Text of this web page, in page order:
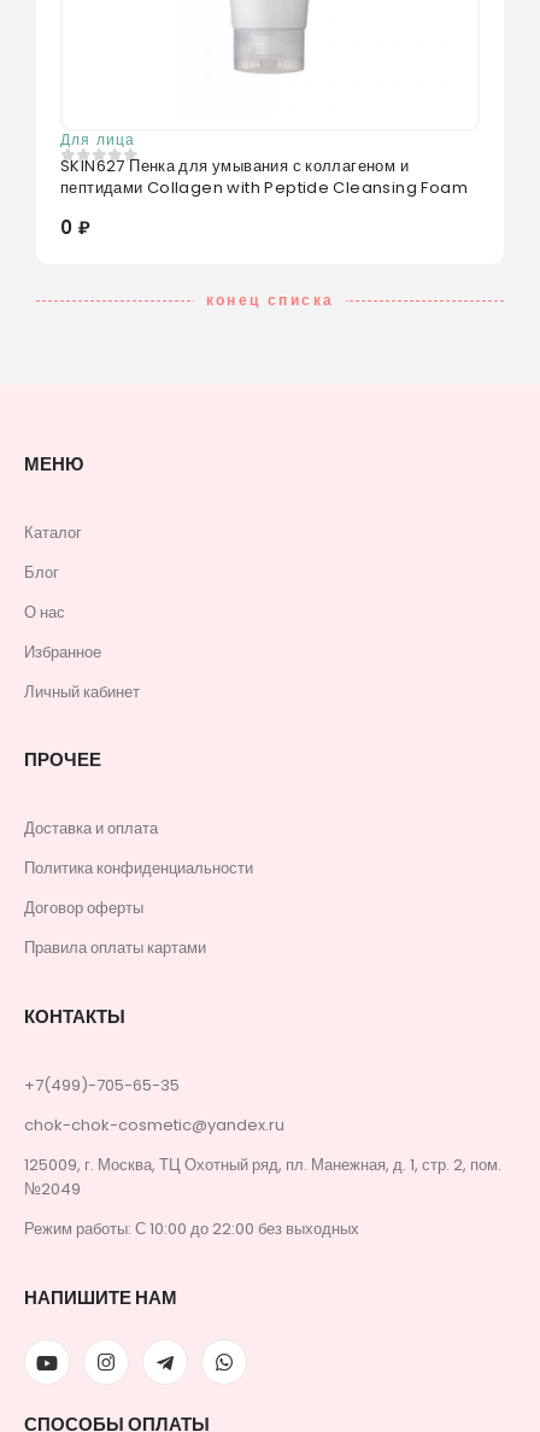
Для лица
0из 5
SKIN627 Пенка для умывания с коллагеном и
пептидами Collagen with Peptide Cleansing Foam
0 ₽
конец списка
МЕНЮ
Каталог
Блог
О нас
Избранное
Личный кабинет
ПРОЧЕЕ
Доставка и оплата
Политика конфиденциальности
Договор оферты
Правила оплаты картами
КОНТАКТЫ
+7(499)-705-65-35
chok-chok-cosmetic@yandex.ru
125009, г. Москва, ТЦ Охотный ряд, пл. Манежная, д. 1, стр. 2, пом.
№2049
Режим работы: С 10:00 до 22:00 без выходных
НАПИШИТЕ НАМ
СПОСОБЫ ОПЛАТЫ